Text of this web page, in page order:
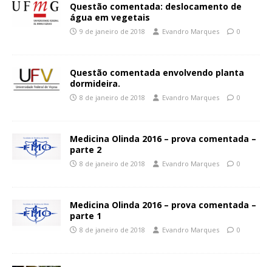
Questão comentada: deslocamento de
água em vegetais
9 de janeiro de 2018 Evandro Marques 0
Questão comentada envolvendo planta
dormideira.
8 de janeiro de 2018 Evandro Marques 0
Medicina Olinda 2016 – prova comentada –
parte 2
8 de janeiro de 2018 Evandro Marques 0
Medicina Olinda 2016 – prova comentada –
parte 1
8 de janeiro de 2018 Evandro Marques 0